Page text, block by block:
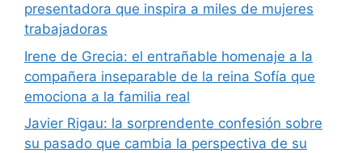
presentadora que inspira a miles de mujeres
trabajadoras
Irene de Grecia: el entrañable homenaje a la
compañera inseparable de la reina Sofía que
emociona a la familia real
Javier Rigau: la sorprendente confesión sobre
su pasado que cambia la perspectiva de su